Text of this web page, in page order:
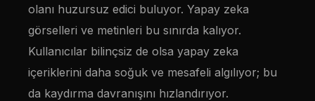
olanı huzursuz edici buluyor. Yapay zeka
görselleri ve metinleri bu sınırda kalıyor.
Kullanıcılar bilinçsiz de olsa yapay zeka
içeriklerini daha soğuk ve mesafeli algılıyor; bu
da kaydırma davranışını hızlandırıyor.